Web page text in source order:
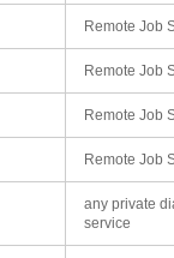
Remote Job
Remote Job
Remote Job
Remote Job
any private
service